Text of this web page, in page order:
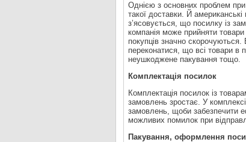
Однією з основних проблем при
такої доставки. Й
з’ясовується, що посилку із
компанія може прийняти
покупців значно
переконатися, що всі товари в
неушкоджене пакування тощо.
Комплектація посилок
Комплектація посилок із
замовлень зростає. У
замовлень, щоби забезпечити
можливих помилок при
Пакування, оформлення